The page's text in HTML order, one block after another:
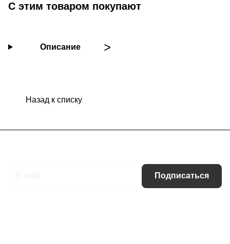
С этим товаром покупают
Описание
Назад к списку
Подписаться